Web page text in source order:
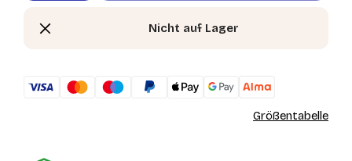
Nicht auf Lager
Größentabelle